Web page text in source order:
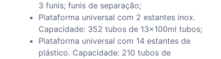
3 funis; funis de separação;
Plataforma universal com 2 estantes inox.
Capacidade: 352 tubos de 13x100ml tubos;
Plataforma universal com 14 estantes de
plástico. Capacidade: 210 tubos de